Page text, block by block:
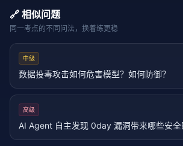
🔗 相似问题
同一考点的不同问法，换着练更稳
中级
数据投毒攻击如何危害模型？如何防御？
高级
AI Agent 自主发现 0day 漏洞带来哪些安全